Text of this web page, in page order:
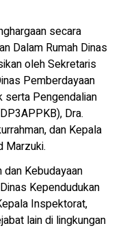
secara
Dalam Rumah Dinas
oleh Sekretaris
Pemberdayaan
serta Pengendalian
Dra.
dan Kepala
Marzuki.
dan Kebudayaan
Kependudukan
Inspektorat,
lain di lingkungan